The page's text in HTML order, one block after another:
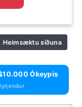
Heimsæktu síðuna
Ókeypis